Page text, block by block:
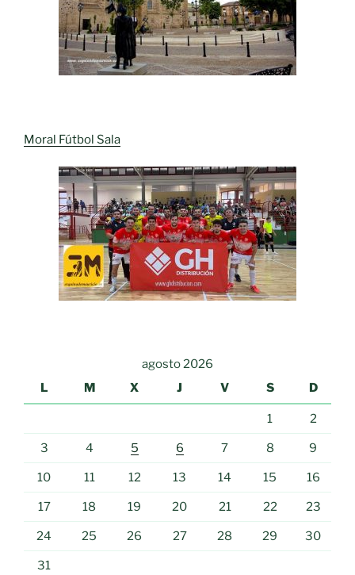
Moral Fútbol Sala
agosto 2026
L
M X J V S D
1 2
3 4 5 6 7 8 9
10 11 12 13 14 15 16
17 18 19 20 21 22 23
24 25 26 27 28 29 30
31